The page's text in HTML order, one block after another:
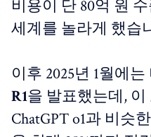
비용이 단 80억 원
세계를 놀라게 했습
이후 2025년 1월에
R1을 발표했는데, 이
ChatGPT o1과 비슷